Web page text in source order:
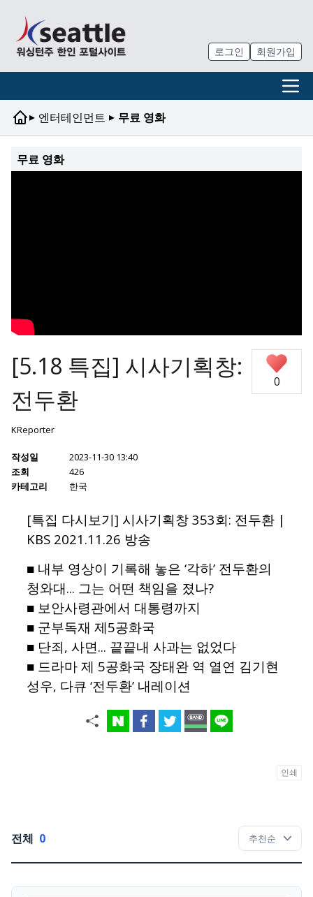
로그인 회원가입
▸ 엔터테인먼트 ▸ 무료 영화
무료 영화
[5.18 특집] 시사기획창:
전두환
KReporter
작성일
2023-11-30 13:40
조회
426
카테고리
한국
0
[특집 다시보기] 시사기획창 353회: 전두환 |
KBS 2021.11.26 방송
■ 내부 영상이 기록해 놓은 ‘각하’ 전두환의
청와대... 그는 어떤 책임을 졌나?
■ 보안사령관에서 대통령까지
■ 군부독재 제5공화국
■ 단죄, 사면... 끝끝내 사과는 없었다
■ 드라마 제 5공화국 장태완 역 열연 김기현
성우, 다큐 ‘전두환’ 내레이션
인쇄
전체 0